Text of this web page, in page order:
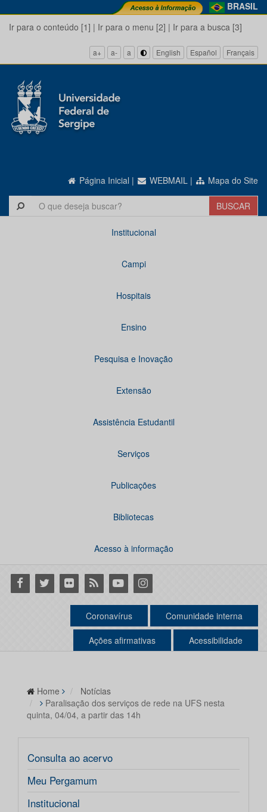
BRASIL
Ir para o conteúdo [1] | Ir para o menu [2] | Ir para a busca [3]
a+ a- a English Español Français
Página Inicial | WEBMAIL | Mapa do Site
Institucional
Campi
Hospitais
Ensino
Pesquisa e Inovação
Extensão
Assistência Estudantil
Serviços
Publicações
Bibliotecas
Acesso à informação
Facebook
Twitter Flickr RSS YoutubeInstagram
Coronavírus Comunidade interna
Ações afirmativas Acessibilidade
Home
Notícias
Paralisação dos serviços de rede na UFS nesta
quinta, 04/04, a partir das 14h
Consulta ao acervo
Meu Pergamum
Institucional